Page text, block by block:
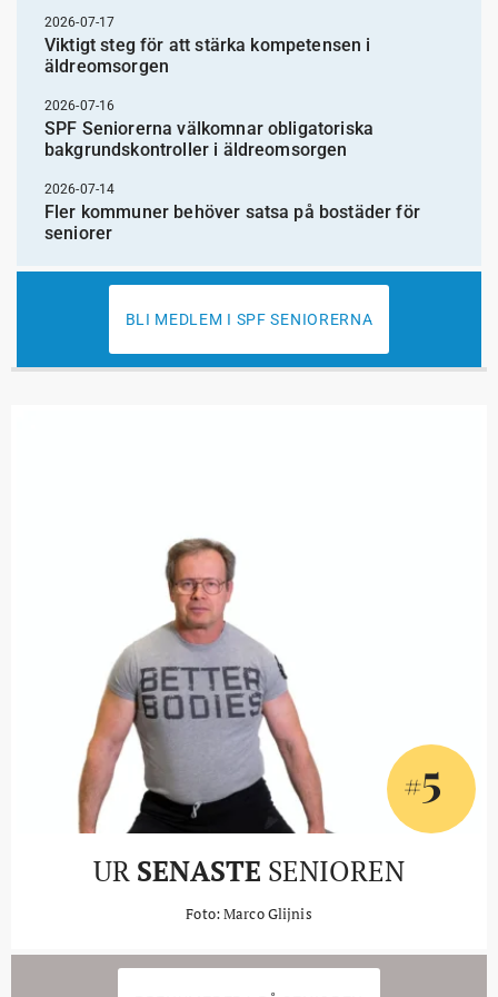
2026-07-17
Viktigt steg för att stärka kompetensen i
äldreomsorgen
2026-07-16
SPF Seniorerna välkomnar obligatoriska
bakgrundskontroller i äldreomsorgen
2026-07-14
Fler kommuner behöver satsa på bostäder för
seniorer
BLI MEDLEM I SPF SENIORERNA
#5
UR SENASTE SENIOREN
Foto: Marco Glijnis